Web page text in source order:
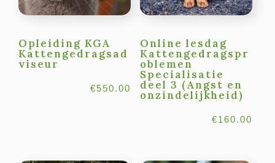
Opleiding KGA
Kattengedragsad
viseur
€550.00
Online lesdag
Kattengedragspr
oblemen
Specialisatie
deel 3 (Angst en
onzindelijkheid)
€160.00